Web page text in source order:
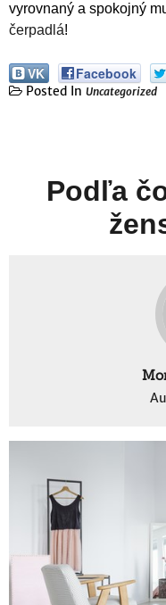
vyrovnaný a spokojný
čerpadlá!
VK Facebook
Posted In Uncategorized
Podľa